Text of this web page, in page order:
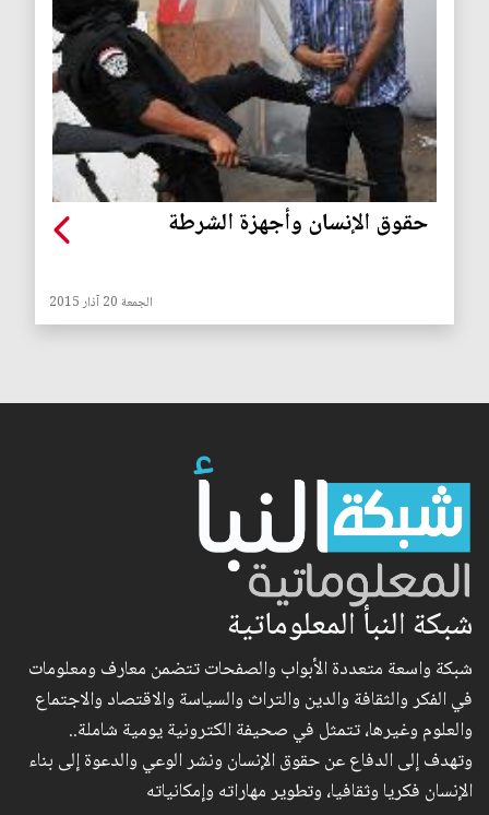
حقوق الإنسان وأجهزة الشرطة
الجمعة 20 آذار 2015
شبكة النبأ المعلوماتية
شبكة واسعة متعددة الأبواب والصفحات تتضمن معارف ومعلومات
في الفكر والثقافة والدين والتراث والسياسة والاقتصاد والاجتماع
والعلوم وغيرها، تتمثل في صحيفة الكترونية يومية شاملة..
وتهدف إلى الدفاع عن حقوق الإنسان ونشر الوعي والدعوة إلى بناء
الإنسان فكريا وثقافيا، وتطوير مهاراته وإمكانياته